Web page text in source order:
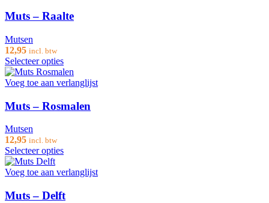
Muts – Raalte
Mutsen
12,95 incl. btw
Selecteer opties
Voeg toe aan verlanglijst
Muts – Rosmalen
Mutsen
12,95 incl. btw
Selecteer opties
Voeg toe aan verlanglijst
Muts – Delft